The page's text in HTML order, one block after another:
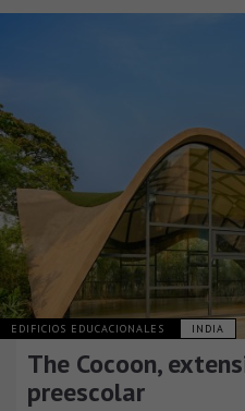
EDIFICIOS EDUCACIONALES INDIA
The Cocoon,
preescolar